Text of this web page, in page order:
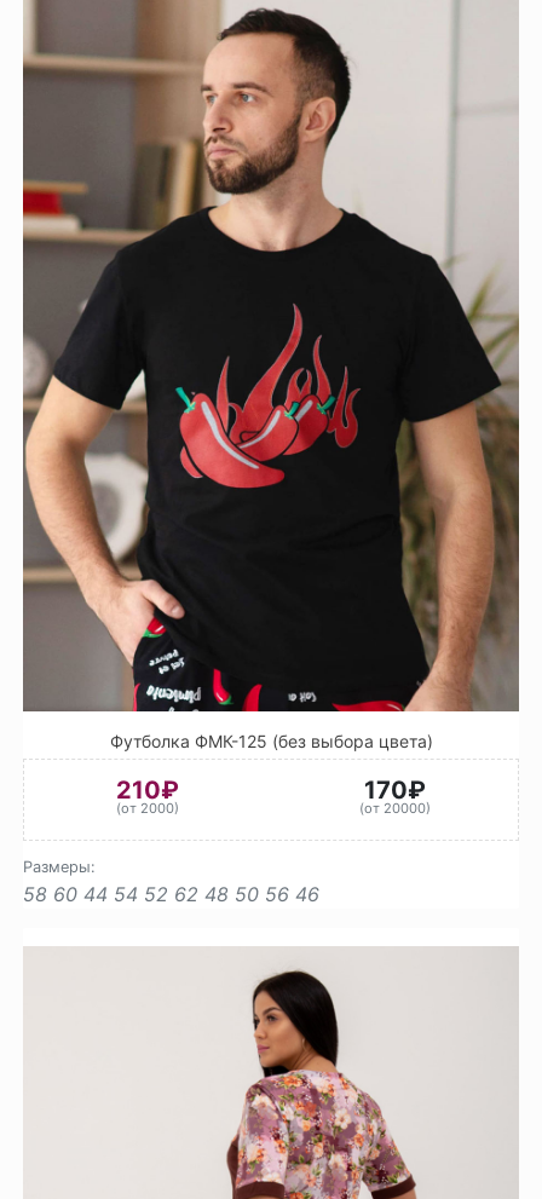
Футболка ФМК-125 (без выбора цвета)
210₽
(от 2000)
170₽
(от 20000)
Размеры:
58 60 44 54 52 62 48 50 56 46